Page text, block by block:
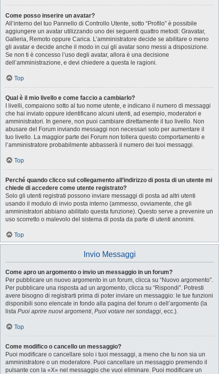
Come posso inserire un avatar?
All’interno del tuo Pannello di Controllo Utente, sotto “Profilo” è possibile
aggiungere un avatar utilizzando uno dei seguenti quattro metodi: Gravatar,
Galleria, Remoto oppure Carica. L’amministratore decide se abilitare o meno
gli avatar e decide anche il modo in cui gli avatar sono messi a disposizione.
Se non ti è concesso l’uso degli avatar, allora è una decisione
dell’amministrazione, e devi chiedere a questa le ragioni.
Top
Qual è il mio livello e come faccio a cambiarlo?
I livelli, compaiono sotto al tuo nome utente, e indicano il numero di messaggi
che hai inviato oppure identificano alcuni utenti, ad esempio, moderatori e
amministratori. In genere, non puoi cambiare direttamente il tuo livello. Non
abusare del Forum inviando messaggi non necessari solo per aumentare il
tuo livello. La maggior parte dei Forum non tollera questo comportamento e
l’amministratore probabilmente abbasserà il numero dei tuoi messaggi.
Top
Perché quando clicco sul collegamento all’indirizzo di posta di un utente mi
chiede di accedere come utente registrato?
Solo gli utenti registrati possono inviare messaggi di posta ad altri utenti
usando il modulo di invio posta interno (ammesso, ovviamente, che gli
amministratori abbiano abilitato questa funzione). Questo serve a prevenire un
uso scorretto o malevolo del sistema di posta da parte di utenti anonimi.
Top
Invio Messaggi
Come apro un argomento o invio un messaggio in un forum?
Per pubblicare un nuovo argomento in un forum, clicca su “Nuovo argomento”.
Per pubblicare una risposta ad un argomento, clicca su “Rispondi”. Potresti
avere bisogno di registrarti prima di poter inviare un messaggio: le tue funzioni
disponibili sono elencate in fondo alla pagina del forum o dell’argomento (la
lista Puoi aprire nuovi argomenti, Puoi votare nei sondaggi, ecc.).
Top
Come modifico o cancello un messaggio?
Puoi modificare o cancellare solo i tuoi messaggi, a meno che tu non sia un
amministratore o un moderatore. Puoi cancellare un messaggio premendo il
pulsante con la «X» nel messaggio che vuoi eliminare. Puoi modificare un